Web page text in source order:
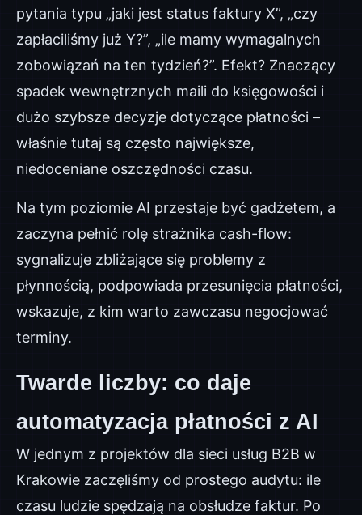
pytania typu „jaki jest status faktury X”, „czy
zapłaciliśmy już Y?”, „ile mamy wymagalnych
zobowiązań na ten tydzień?”. Efekt? Znaczący
spadek wewnętrznych maili do księgowości i
dużo szybsze decyzje dotyczące płatności –
właśnie tutaj są często największe,
niedoceniane oszczędności czasu.
Na tym poziomie AI przestaje być gadżetem, a
zaczyna pełnić rolę strażnika cash-flow:
sygnalizuje zbliżające się problemy z
płynnością, podpowiada przesunięcia płatności,
wskazuje, z kim warto zawczasu negocjować
terminy.
Twarde liczby: co daje
automatyzacja płatności z AI
W jednym z projektów dla sieci usług B2B w
Krakowie zaczęliśmy od prostego audytu: ile
czasu ludzie spędzają na obsłudze faktur. Po